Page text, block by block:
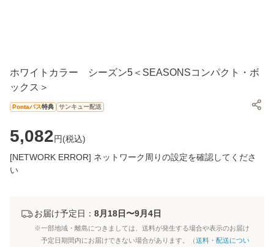
ホワイトカラー シーズン5＜SEASONSコンパクト・ボ
ックス＞
Pontaパス特典 サンキュー配送
5,082円(税込)
[NETWORK ERROR] ネットワーク周りの設定を確認してくださ
い
お届け予定日： 8月18日〜9月4日
※一部地域・離島につきましては、送料が発生する場合や表示のお届け
予定日期間内にお届けできない場合があります。（送料・配送につい